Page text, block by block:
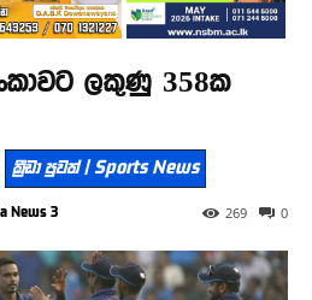
ලකුණු 358ක
ක්‍රීඩා පුවත් | Sports News
News 3 0
269